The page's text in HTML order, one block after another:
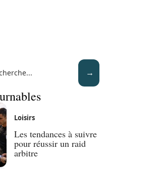
Loisirs
Les tendances à suivre
pour réussir un raid
arbitre